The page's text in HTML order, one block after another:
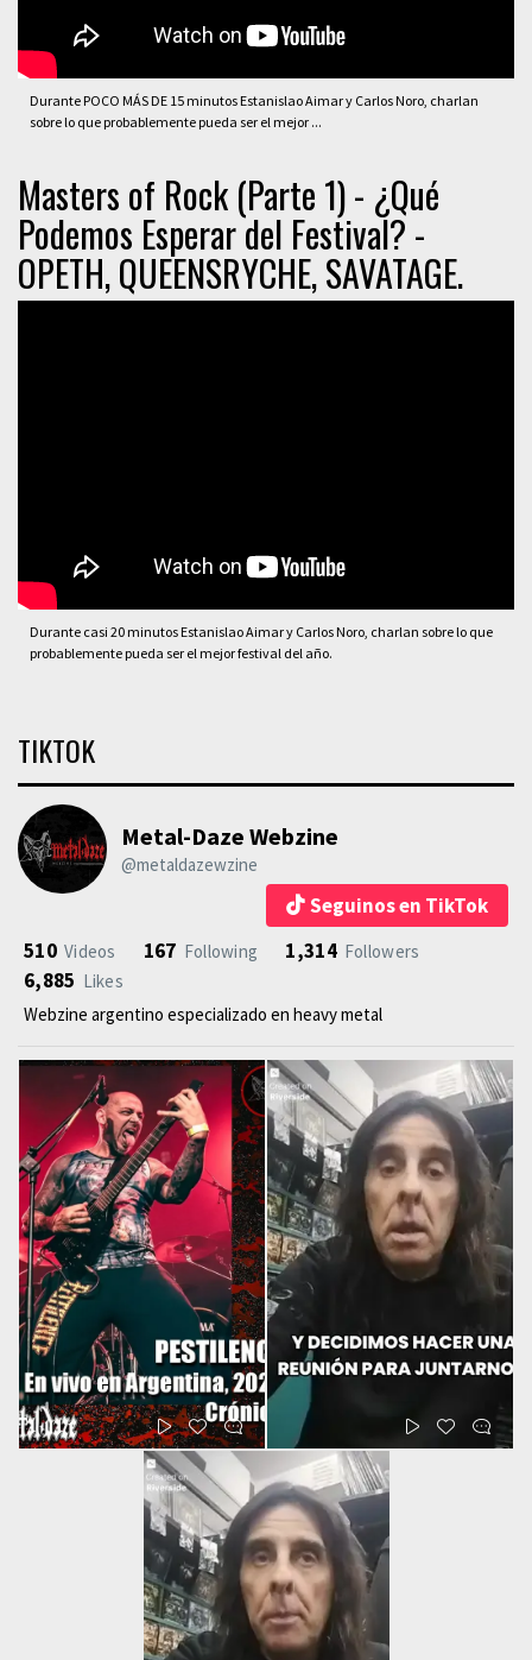
Durante POCO MÁS DE 15 minutos Estanislao Aimar y Carlos Noro, charlan
sobre lo que probablemente pueda ser el mejor ...
Masters of Rock (Parte 1) - ¿Qué
Podemos Esperar del Festival? -
OPETH, QUEENSRYCHE, SAVATAGE.
Durante casi 20 minutos Estanislao Aimar y Carlos Noro, charlan sobre lo que
probablemente pueda ser el mejor festival del año.
TIKTOK
Metal-Daze Webzine
@metaldazewzine
Seguinos en TikTok
510 Videos 167 Following 1,314 Followers
6,885 Likes
Webzine argentino especializado en heavy metal